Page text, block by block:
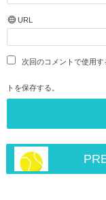
URL
次回のコメントで使用
トを保存する。